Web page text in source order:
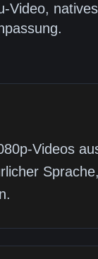
Video, natives
Videos